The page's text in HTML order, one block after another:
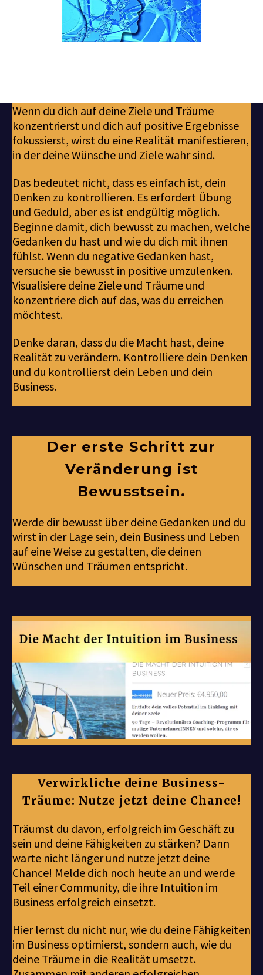
Wenn du dich auf deine Ziele und Träume
konzentrierst und dich auf positive Ergebnisse
fokussierst, wirst du eine Realität manifestieren,
in der deine Wünsche und Ziele wahr sind.
Das bedeutet nicht, dass es einfach ist, dein
Denken zu kontrollieren. Es erfordert Übung
und Geduld, aber es ist endgültig möglich.
Beginne damit, dich bewusst zu machen, welche
Gedanken du hast und wie du dich mit ihnen
fühlst. Wenn du negative Gedanken hast,
versuche sie bewusst in positive umzulenken.
Visualisiere deine Ziele und Träume und
konzentriere dich auf das, was du erreichen
möchtest.
Denke daran, dass du die Macht hast, deine
Realität zu verändern. Kontrolliere dein Denken
und du kontrollierst dein Leben und dein
Business.
Der erste Schritt zur
Veränderung ist
Bewusstsein.
Werde dir bewusst über deine Gedanken und du
wirst in der Lage sein, dein Business und Leben
auf eine Weise zu gestalten, die deinen
Wünschen und Träumen entspricht.
Verwirkliche deine Business-
Träume: Nutze jetzt deine Chance!
Träumst du davon, erfolgreich im Geschäft zu
sein und deine Fähigkeiten zu stärken? Dann
warte nicht länger und nutze jetzt deine
Chance! Melde dich noch heute an und werde
Teil einer Community, die ihre Intuition im
Business erfolgreich einsetzt.
Hier lernst du nicht nur, wie du deine Fähigkeiten
im Business optimierst, sondern auch, wie du
deine Träume in die Realität umsetzt.